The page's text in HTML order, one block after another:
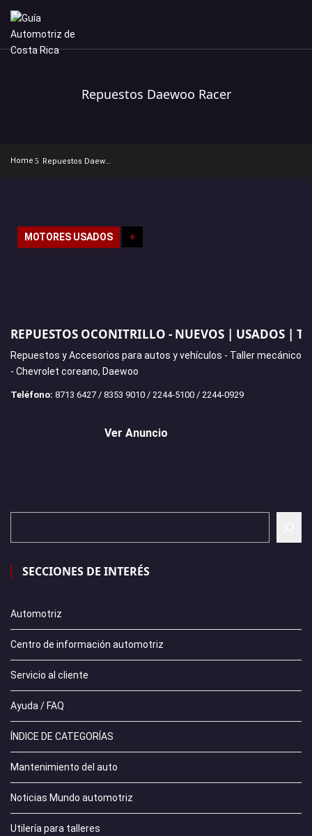
Repuestos Daewoo Racer
Home
MOTORES USADOS +
REPUESTOS OCONITRILLO - NUEVOS | USADOS |
Repuestos y Accesorios para autos y vehículos - Taller mecánico
- Chevrolet coreano, Daewoo
Teléfono: 8713 6427 / 8353 9010 / 2244-5100 / 2244-0929
Ver Anuncio
SECCIONES DE INTERÉS
Automotriz
Centro de información automotriz
Servicio al cliente
Ayuda / FAQ
ÍNDICE DE CATEGORÍAS
Mantenimiento del auto
Noticias Mundo automotriz
Utilería para talleres